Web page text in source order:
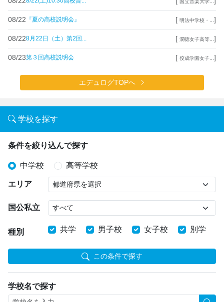
08/22 『夏の高校説明会』 [ 明法中学校・... ]
08/228月22日（土）第2回... [ 潤徳女子高等... ]
08/23第３回高校説明会 [ 佼成学園女子... ]
エデュログTOPへ
学校を探す
条件を絞り込んで探す
中学校 高等学校
エリア
国公私立
種別 共学 男子校 女子校 別学
この条件で探す
学校名で探す